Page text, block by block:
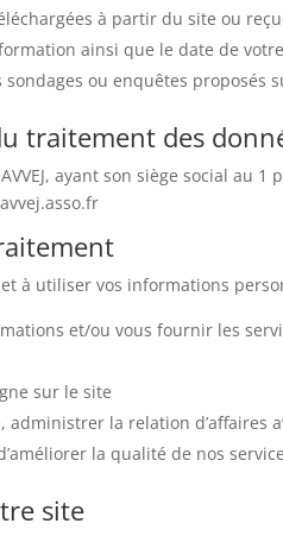
à partir du site ou
ainsi que le date de
ou enquêtes
traitement des
ayant son siège social au
et à utiliser vos informations
et/ou vous fournir les
sur le site
la relation d’affaires
la qualité de nos
site